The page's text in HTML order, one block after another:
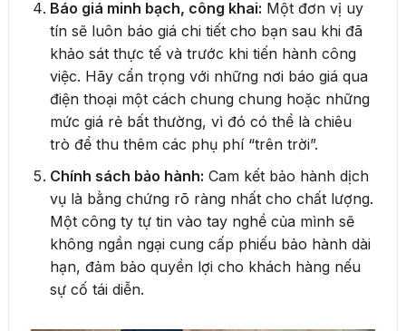
Báo giá minh bạch, công khai: Một đơn vị uy
tín sẽ luôn báo giá chi tiết cho bạn sau khi đã
khảo sát thực tế và trước khi tiến hành công
việc. Hãy cẩn trọng với những nơi báo giá qua
điện thoại một cách chung chung hoặc những
mức giá rẻ bất thường, vì đó có thể là chiêu
trò để thu thêm các phụ phí “trên trời”.
Chính sách bảo hành: Cam kết bảo hành dịch
vụ là bằng chứng rõ ràng nhất cho chất lượng.
Một công ty tự tin vào tay nghề của mình sẽ
không ngần ngại cung cấp phiếu bảo hành dài
hạn, đảm bảo quyền lợi cho khách hàng nếu
sự cố tái diễn.